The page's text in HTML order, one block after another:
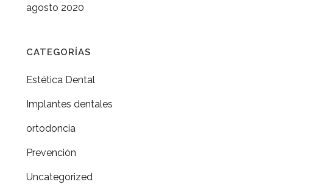
agosto 2020
CATEGORÍAS
Estética Dental
Implantes dentales
ortodoncia
Prevención
Uncategorized